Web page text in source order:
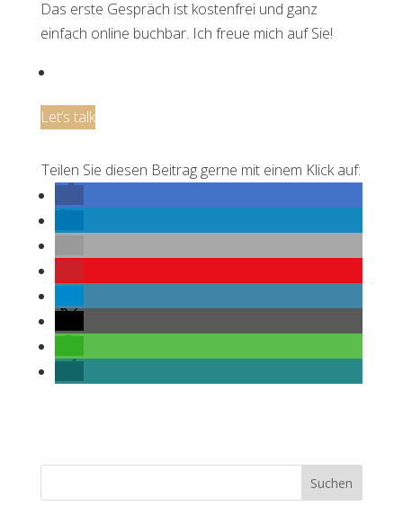
Das erste Gespräch ist kostenfrei und ganz
einfach online buchbar. Ich freue mich auf Sie!
Let’s talk
Teilen Sie diesen Beitrag gerne mit einem Klick auf: